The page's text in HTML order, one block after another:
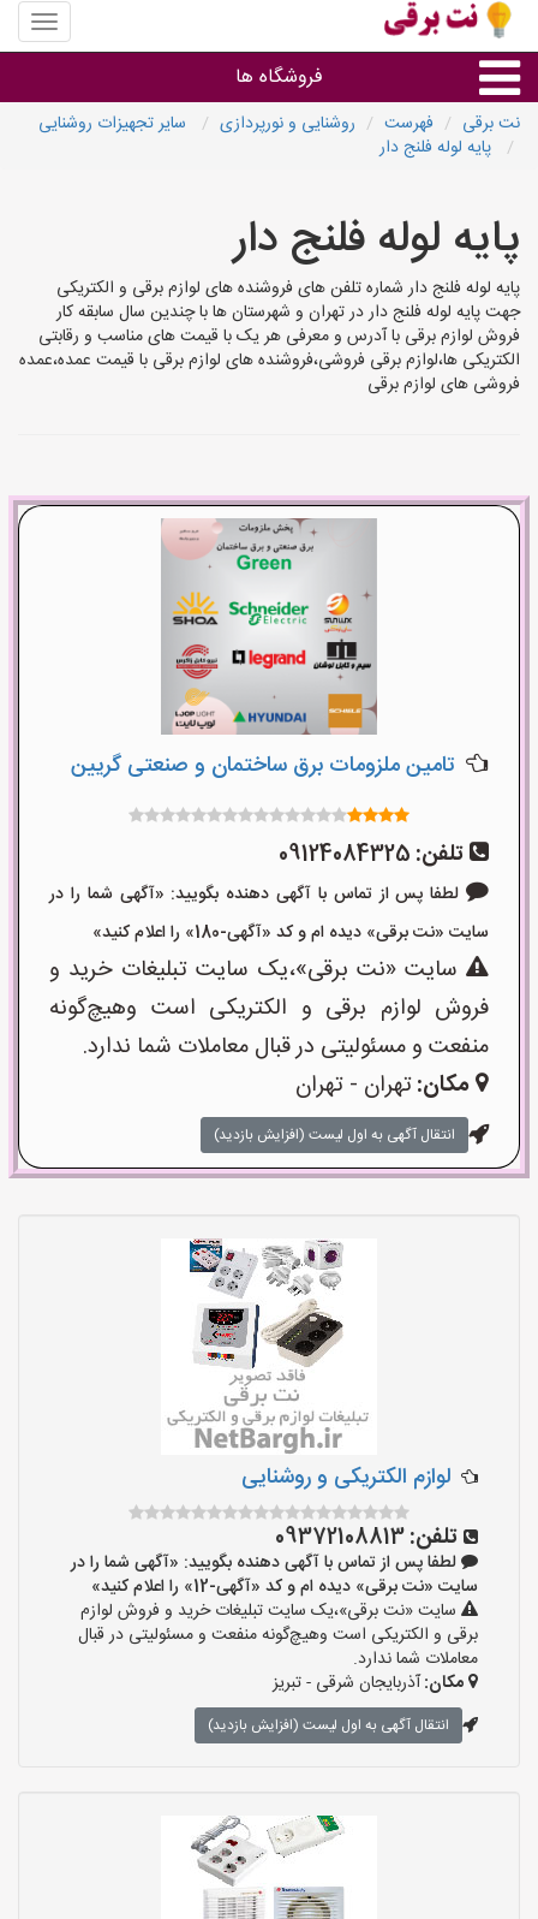
منوی
سایت
برقی
فروشگاه ها
سایر گروه ها
فروشنده های لوازم برقی
نت برقی فهرست روشنایی و نورپردازی
سایر تجهیزات روشنایی
پایه لوله فلنج دار
پایه لوله فلنج دار
پایه لوله فلنج دار شماره تلفن های فروشنده های لوازم برقی و الکتریکی
جهت پایه لوله فلنج دار در تهران و شهرستان ها با چندین سال سابقه کار
فروش لوازم برقی با آدرس و معرفی هر یک با قیمت های مناسب و رقابتی
الکتریکی ها،لوازم برقی فروشی،فروشنده های لوازم برقی با قیمت عمده،عمده
فروشی های لوازم برقی
تامین ملزومات برق ساختمان و صنعتی گریین
تلفن: 09124084325
لطفا پس از تماس با آگهی دهنده بگویید: «آگهی شما را در
سایت «نت برقی» دیده ام و کد «آگهی-180» را اعلام کنید»
سایت «نت برقی»،یک سایت تبلیغات خرید و
فروش لوازم برقی و الکتریکی است وهیچ‌گونه
منفعت و مسئولیتی در قبال معاملات شما ندارد.
مکان:تهران - تهران
انتقال آگهی به اول لیست (افزایش بازدید)
لوازم الکتریکی و روشنایی
تلفن:09372108813
لطفا پس از تماس با آگهی دهنده بگویید: «آگهی شما را در
سایت «نت برقی» دیده ام و کد «آگهی-12» را اعلام کنید»
سایت «نت برقی»،یک سایت تبلیغات خرید و فروش لوازم
برقی و الکتریکی است وهیچ‌گونه منفعت و مسئولیتی در قبال
معاملات شما ندارد.
مکان:آذربایجان شرقی - تبریز
انتقال آگهی به اول لیست (افزایش بازدید)